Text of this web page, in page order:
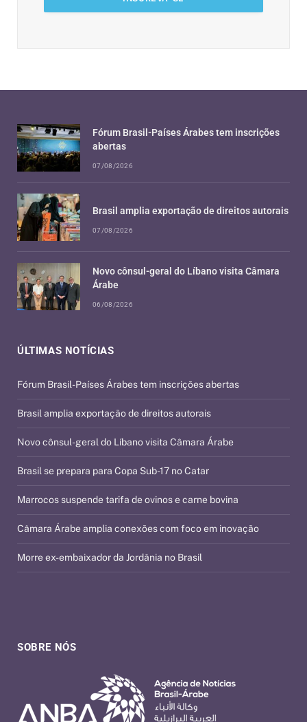
SOBRE NÓS
ÚLTIMAS NOTÍCIAS
Fórum Brasil-Países Árabes tem inscrições abertas
Brasil amplia exportação de direitos autorais
Novo cônsul-geral do Líbano visita Câmara Árabe
Brasil se prepara para Copa Sub-17 no Catar
Marrocos suspende tarifa de ovinos e carne bovina
Câmara Árabe amplia conexões com foco em inovação
Morre ex-embaixador da Jordânia no Brasil
Fórum Brasil-Países Árabes tem inscrições
abertas
07/08/2026
Brasil amplia exportação de direitos autorais
07/08/2026
Novo cônsul-geral do Líbano visita Câmara
Árabe
06/08/2026